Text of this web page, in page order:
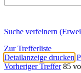
Suche verfeinern
Zur Trefferliste
Detailanzeige drucken
Vorheriger Treffer 85